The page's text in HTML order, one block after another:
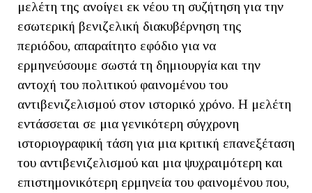
μελέτη της ανοίγει εκ νέου τη συζήτηση για την
εσωτερική βενιζελική διακυβέρνηση της
περιόδου, απαραίτητο εφόδιο για να
ερμηνεύσουμε σωστά τη δημιουργία και την
αντοχή του πολιτικού φαινομένου του
αντιβενιζελισμού στον ιστορικό χρόνο. Η μελέτη
εντάσσεται σε μια γενικότερη σύγχρονη
ιστοριογραφική τάση για μια κριτική επανεξέταση
του αντιβενιζελισμού και μια ψυχραιμότερη και
επιστημονικότερη ερμηνεία του φαινομένου που,